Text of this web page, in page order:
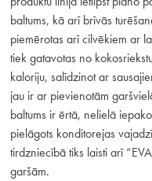
baltums, kā arī brīvās
piemērotas arī cilvēkiem ar
tiek gatavotas no
kaloriju, salīdzinot ar
jau ir ar pievienotām
baltums ir ērtā, nelielā
pielāgots konditorejas
tirdzniecībā tiks laisti arī
garšām.